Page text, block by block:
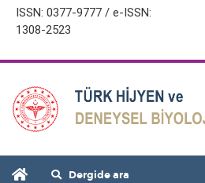
ISSN: 0377-9777 / e-ISSN:
1308-2523
Dergide ara